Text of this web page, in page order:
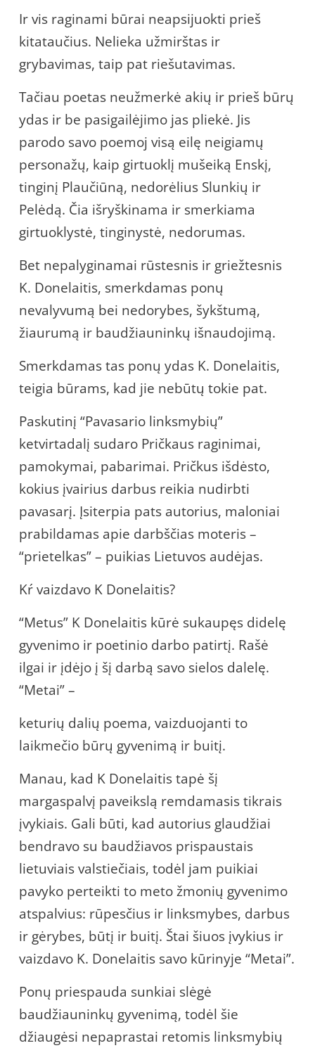
Ir vis raginami būrai neapsijuokti prieš
kitataučius. Nelieka užmirštas ir
grybavimas, taip pat riešutavimas.
Tačiau poetas neužmerkė akių ir prieš būrų
ydas ir be pasigailėjimo jas pliekė. Jis
parodo savo poemoj visą eilę neigiamų
personažų, kaip girtuoklį mušeiką Enskį,
tinginį Plaučiūną, nedorėlius Slunkių ir
Pelėdą. Čia išryškinama ir smerkiama
girtuoklystė, tinginystė, nedorumas.
Bet nepalyginamai rūstesnis ir griežtesnis
K. Donelaitis, smerkdamas ponų
nevalyvumą bei nedorybes, šykštumą,
žiaurumą ir baudžiauninkų išnaudojimą.
Smerkdamas tas ponų ydas K. Donelaitis,
teigia būrams, kad jie nebūtų tokie pat.
Paskutinį “Pavasario linksmybių”
ketvirtadalį sudaro Pričkaus raginimai,
pamokymai, pabarimai. Pričkus išdėsto,
kokius įvairius darbus reikia nudirbti
pavasarį. Įsiterpia pats autorius, maloniai
prabildamas apie darbščias moteris –
“prietelkas” – puikias Lietuvos audėjas.
Kŕ vaizdavo K Donelaitis?
“Metus” K Donelaitis kūrė sukaupęs didelę
gyvenimo ir poetinio darbo patirtį. Rašė
ilgai ir įdėjo į šį darbą savo sielos dalelę.
“Metai” –
keturių dalių poema, vaizduojanti to
laikmečio būrų gyvenimą ir buitį.
Manau, kad K Donelaitis tapė šį
margaspalvį paveikslą remdamasis tikrais
įvykiais. Gali būti, kad autorius glaudžiai
bendravo su baudžiavos prispaustais
lietuviais valstiečiais, todėl jam puikiai
pavyko perteikti to meto žmonių gyvenimo
atspalvius: rūpesčius ir linksmybes, darbus
ir gėrybes, būtį ir buitį. Štai šiuos įvykius ir
vaizdavo K. Donelaitis savo kūrinyje “Metai”.
Ponų priespauda sunkiai slėgė
baudžiauninkų gyvenimą, todėl šie
džiaugėsi nepaprastai retomis linksmybių